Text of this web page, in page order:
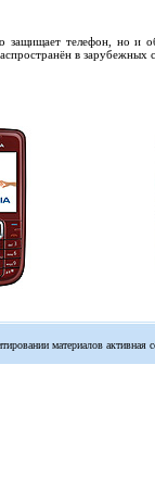
защищает телефон, но и
в зарубежных
материалов активная